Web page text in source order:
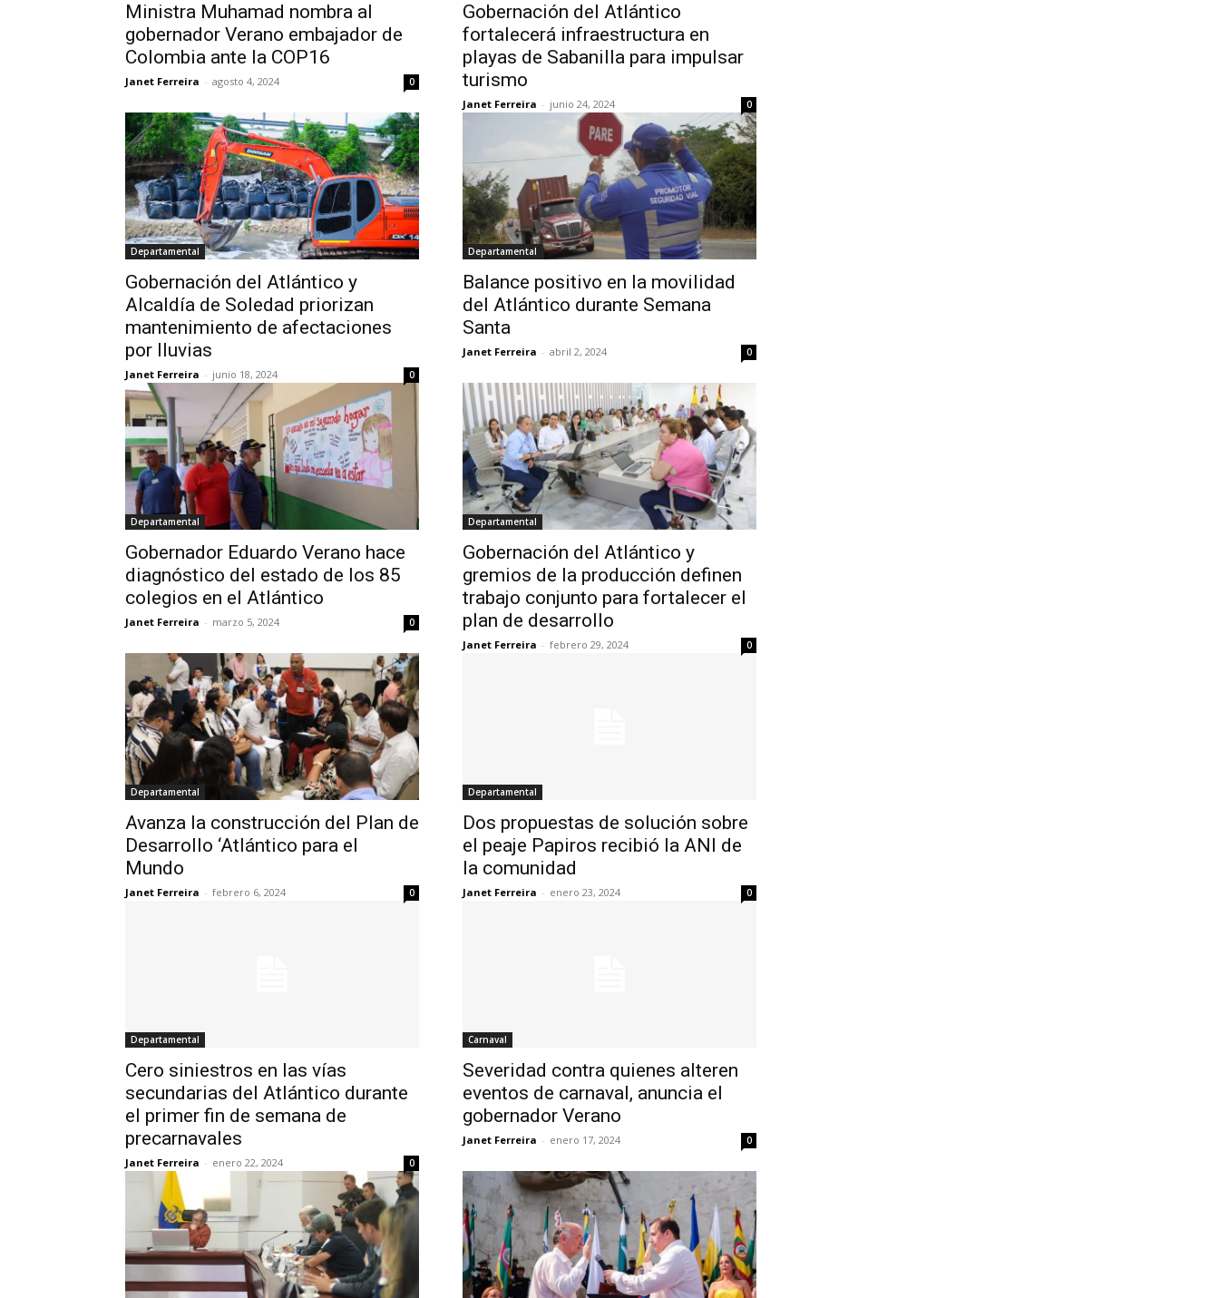
Ministra Muhamad nombra al
gobernador Verano embajador de
Colombia ante la COP16
Janet Ferreira - agosto 4, 2024 0
Gobernación del Atlántico
fortalecerá infraestructura en
playas de Sabanilla para impulsar
turismo
Janet Ferreira - junio 24, 2024 0
Departamental
Gobernación del Atlántico y
Alcaldía de Soledad priorizan
mantenimiento de afectaciones
por lluvias
Janet Ferreira - junio 18, 2024 0
Departamental
Balance positivo en la movilidad
del Atlántico durante Semana
Santa
Janet Ferreira - abril 2, 2024 0
Departamental
Gobernador Eduardo Verano hace
diagnóstico del estado de los 85
colegios en el Atlántico
Janet Ferreira - marzo 5, 2024 0
Departamental
Gobernación del Atlántico y
gremios de la producción definen
trabajo conjunto para fortalecer el
plan de desarrollo
Janet Ferreira - febrero 29, 2024 0
Departamental
Avanza la construcción del Plan de
Desarrollo ‘Atlántico para el
Mundo
Janet Ferreira - febrero 6, 2024 0
Departamental
Dos propuestas de solución sobre
el peaje Papiros recibió la ANI de
la comunidad
Janet Ferreira - enero 23, 2024 0
Departamental
Cero siniestros en las vías
secundarias del Atlántico durante
el primer fin de semana de
precarnavales
Janet Ferreira - enero 22, 2024 0
Carnaval
Severidad contra quienes alteren
eventos de carnaval, anuncia el
gobernador Verano
Janet Ferreira - enero 17, 2024 0